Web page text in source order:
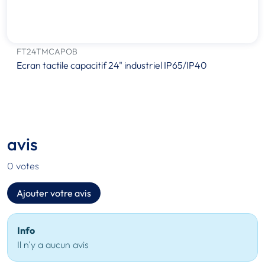
FT24TMCAPOB
Ecran tactile capacitif 24" industriel IP65/IP40
avis
0 votes
Ajouter votre avis
Info
Il n'y a aucun avis